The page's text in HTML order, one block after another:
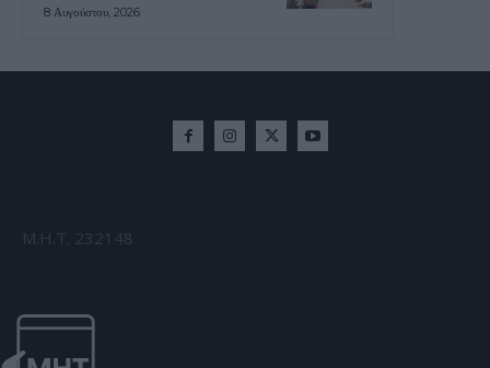
8 Αυγούστου, 2026
Μ.Η.Τ. 232148